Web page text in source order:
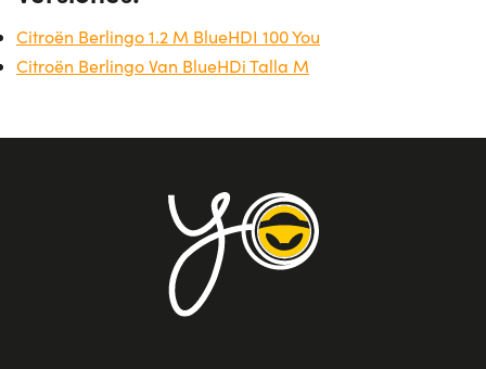
Citroën Berlingo 1.2 M BlueHDI 100 You
Citroën Berlingo Van BlueHDi Talla M